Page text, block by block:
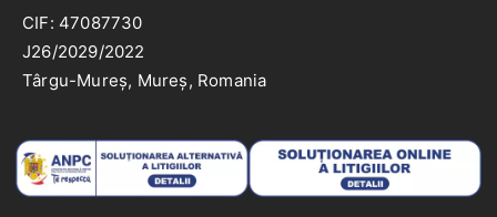
CIF: 47087730
J26/2029/2022
Târgu-Mureș, Mureș, Romania